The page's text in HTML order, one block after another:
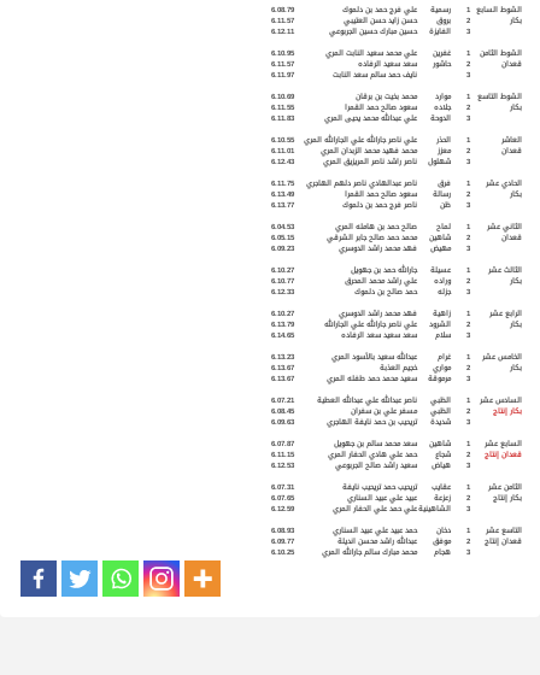
الشوط السابع 1 رسمية علي فرج حمد بن دلموك 6.08.79
بكار 2 بروق حسن زايد حسن العتيبي 6.11.57
3 الفايزة حسين مبارك حسين الجربوعي
6.12.11
الشوط الثامن
1 غفرين علي محمد سعيد النابت المري 6.10.95
قعدان 2 حاشور سعد سعيد الرفاده 6.11.57
3 نايف حمد سالم سعد النابت
6.11.97
الشوط التاسع 1 موارد محمد بخيت بن برقان 6.10.69
بكار 2 جلاده سعود صالح حمد القمرا 6.11.55
3 الدوحة علي عبدالله محمد يحيى المري
6.11.83
العاشر
1 الحذر علي ناصر جارالله علي الجارالله المري 6.10.55
قعدان 2 معزز محمد فهيد محمد الزبدان المري 6.11.01
3 شهلول ناصر راشد ناصر المريزيق المري
6.12.43
الحادي عشر
1 فرق ناصر عبدالهادي ناصر دلهم الهاجري 6.11.75
بكار 2 رسالة سعود صالح حمد القمرا 6.13.49
3 ظن ناصر فرج حمد بن دلموك
6.13.77
الثاني عشر
1 لماح صالح حمد بن هامله المري 6.04.53
قعدان 2 شاهين محمد حمد صالح جابر الشرقي 6.05.15
3 مهيض فهد محمد راشد الدوسري
6.09.23
الثالث عشر
1 عسيلة جارالله حمد بن جهويل 6.10.27
بكار 2 وراده علي راشد محمد المحرق 6.10.77
3 جزله حمد صالح بن دلموك
6.12.33
الرابع عشر
1 زاهية فهد محمد راشد الدوسري 6.10.27
بكار 2 الشرود علي ناصر جارالله علي الجارالله 6.13.79
3 سلام سعد سعيد سعد الرفاده
6.14.65
الخامس عشر
1 غرام عبدالله سعيد بالأسود المري 6.13.23
بكار 2 مواري خجيم العذبة 6.13.67
3 مرموقة سعيد محمد حمد طفله المري
6.13.67
السادس عشر
1 الظبي ناصر عبدالله علي عبدالله العطية 6.07.21
بكار إنتاج 2 الظبي مسفر علي بن سفران 6.08.45
3 شديدة تريحيب بن حمد نايفة الهاجري
6.09.63
السابع عشر
1 شاهين سعد محمد سالم بن جهويل 6.07.87
قعدان إنتاج 2 شجاع حمد علي هادي الحفار المري 6.11.15
3 هياض سعيد راشد صالح الجربوعي
6.12.53
الثامن عشر
1 عقايب تريحيب حمد تريحيب نايفة 6.07.31
بكار إنتاج 2 زعزعة عبيد علي عبيد السناري 6.07.65
3 الشاهينيةعلي حمد علي الحفار المري
6.12.59
التاسع عشر
1 دخان حمد عبيد علي عبيد السناري 6.08.93
قعدان إنتاج 2 موفق عبدالله راشد محسن انديلة 6.09.77
3 هجام محمد مبارك سالم جارالله المري 6.10.25